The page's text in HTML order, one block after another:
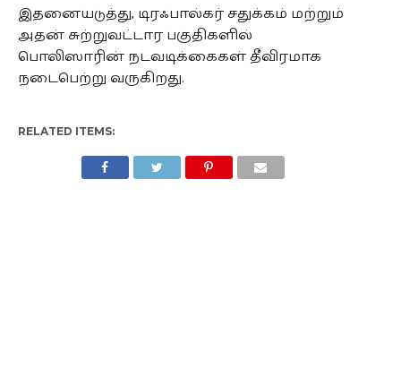
இதனையடுத்து, டிரஃபால்கர் சதுக்கம் மற்றும்
அதன் சுற்றுவட்டார பகுதிகளில்
பொலிஸாரின் நடவடிக்கைகள் தீவிரமாக
நடைபெற்று வருகிறது.
RELATED ITEMS: